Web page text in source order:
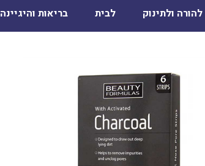
להורה ולתינוק לבית בריאות והיגיינה